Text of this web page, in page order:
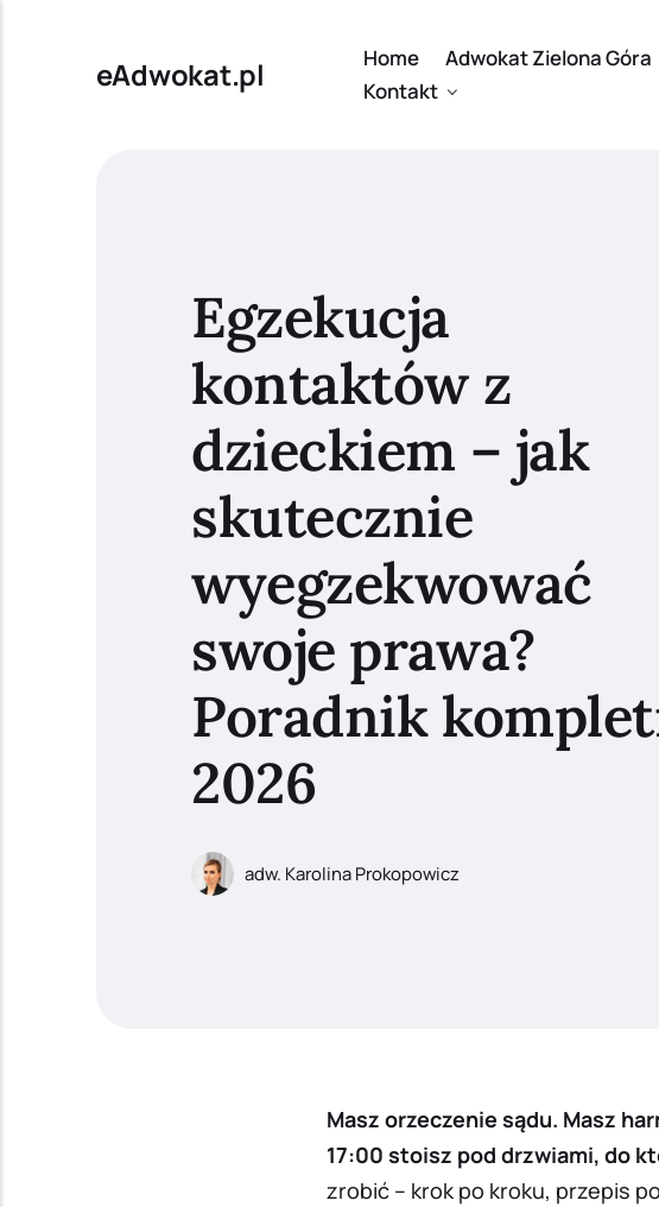
eAdwokat.pl Home Adwokat Zielona Góra
Kontakt
Egzekucja
kontaktów z
dzieckiem – jak
skutecznie
wyegzekwować
swoje prawa?
Poradnik
2026
adw. Karolina Prokopowicz
Masz orzeczenie sądu. Masz
17:00 stoisz pod drzwiami, do
zrobić – krok po kroku, przepis